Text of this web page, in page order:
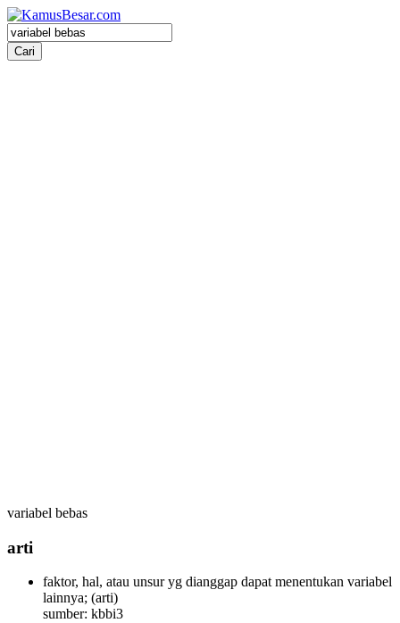
variabel bebas
arti
faktor, hal, atau unsur yg dianggap dapat menentukan variabel
lainnya; (arti)
sumber: kbbi3